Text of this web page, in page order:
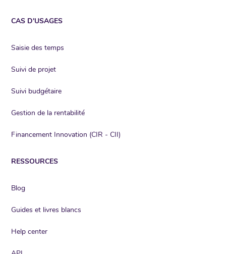
CAS D'USAGES
Saisie des temps
Suivi de projet
Suivi budgétaire
Gestion de la rentabilité
Financement Innovation (CIR - CII)
RESSOURCES
Blog
Guides et livres blancs
Help center